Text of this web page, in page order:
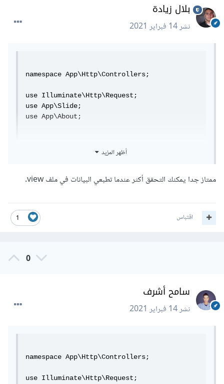
بلال زيادة
نشر14 فبراير 2021
namespace App\Http\Controllers;
use Illuminate\Http\Request;
use App\Slide;
use App\About;
            $about = About::whereIn('id',
compact('slides','about'));
        }
أظهر المزيد
ممتاز جدا يمكنك التحقق أكثر عندما تطبعي البيانات في ملف view.
1 اقتباس
0
سامح أشرف
نشر14 فبراير 2021
namespace App\Http\Controllers;
use Illuminate\Http\Request;